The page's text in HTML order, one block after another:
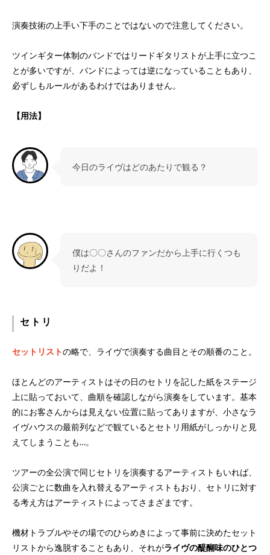
演奏技術の上手い下手のことではないので注意してください。
ツインギター体制のバンドではリードギタリストが上手に立つこ
とが多いですが、バンドによっては逆になっていることもあり、
必ずしもルールがあるわけではありません。
【用法】
今日のライヴはどのあたりで観る？
僕は〇〇さんのファンだから上手に行くつも
りだよ！
セトリ
セットリストの略で、ライヴで演奏する曲目とその順番のこと。
ほとんどのアーティストはその日のセトリを記した紙をステージ
上に貼っておいて、曲順を確認しながら演奏をしています。基本
的にお客さんからは見えない位置に貼ってありますが、小さなラ
イヴハウスの最前列などで観ているとセトリ用紙がしっかりと見
えてしまうことも…。
ツアーの全公演で同じセトリを演奏するアーティストもいれば、
公演ごとに数曲を入れ替えるアーティストもおり、セトリに対す
る考え方はアーティストによってさまざまです。
機材トラブルやその場でのひらめきによって事前に決めたセット
リストから逸脱することもあり、それがライヴの醍醐味のひとつ